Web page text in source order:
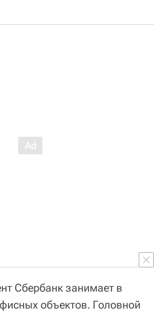
Сбербанк занимает в
объектов. Головной